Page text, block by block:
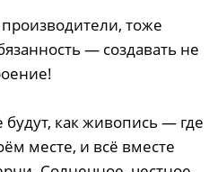
тоже
— создавать не
как живопись — где
месте, и всё вместе